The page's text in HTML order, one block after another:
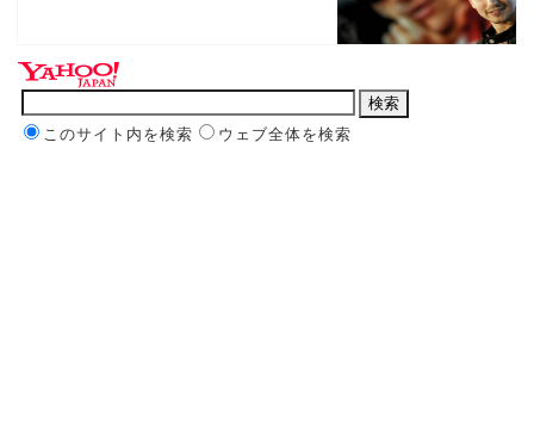
このサイト内を検索 ウェブ全体を検索